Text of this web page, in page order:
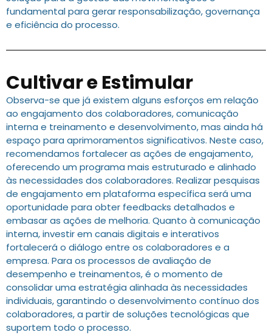
fundamental para gerar responsabilização, governança
e eficiência do processo.
Cultivar e Estimular
Observa-se que já existem alguns esforços em relação
ao engajamento dos colaboradores, comunicação
interna e treinamento e desenvolvimento, mas ainda há
espaço para aprimoramentos significativos. Neste caso,
recomendamos fortalecer as ações de engajamento,
oferecendo um programa mais estruturado e alinhado
às necessidades dos colaboradores. Realizar pesquisas
de engajamento em plataforma específica será uma
oportunidade para obter feedbacks detalhados e
embasar as ações de melhoria. Quanto à comunicação
interna, investir em canais digitais e interativos
fortalecerá o diálogo entre os colaboradores e a
empresa. Para os processos de avaliação de
desempenho e treinamentos, é o momento de
consolidar uma estratégia alinhada às necessidades
individuais, garantindo o desenvolvimento contínuo dos
colaboradores, a partir de soluções tecnológicas que
suportem todo o processo.